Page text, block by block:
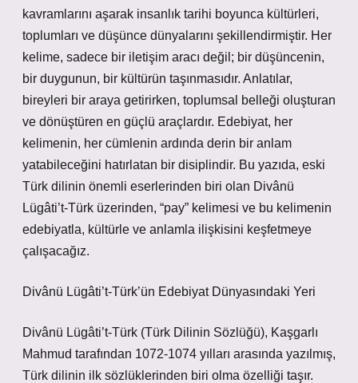
kavramlarını aşarak insanlık tarihi boyunca kültürleri,
toplumları ve düşünce dünyalarını şekillendirmiştir. Her
kelime, sadece bir iletişim aracı değil; bir düşüncenin,
bir duygunun, bir kültürün taşınmasıdır. Anlatılar,
bireyleri bir araya getirirken, toplumsal belleği oluşturan
ve dönüştüren en güçlü araçlardır. Edebiyat, her
kelimenin, her cümlenin ardında derin bir anlam
yatabileceğini hatırlatan bir disiplindir. Bu yazıda, eski
Türk dilinin önemli eserlerinden biri olan Divânü
Lügâti’t-Türk üzerinden, “pay” kelimesi ve bu kelimenin
edebiyatla, kültürle ve anlamla ilişkisini keşfetmeye
çalışacağız.
Divânü Lügâti’t-Türk’ün Edebiyat Dünyasındaki Yeri
Divânü Lügâti’t-Türk (Türk Dilinin Sözlüğü), Kaşgarlı
Mahmud tarafından 1072-1074 yılları arasında yazılmış,
Türk dilinin ilk sözlüklerinden biri olma özelliği taşır.